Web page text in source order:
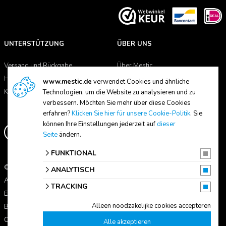
UNTERSTÜTZUNG
Versand und Rückgabe
Handbücher
Kontakt
ÜBER UNS
Über Mestic
Händlersuche
© 2026 Mestic
Alle Preise verstehen sich inkl. MwSt.
Erklärung zum Datenschutz
Bedingungen und Konditionen
Cookie-Einstellungen
www.mestic.de verwendet Cookies und ähnliche
Technologien, um die Website zu analysieren und zu
verbessern. Möchten Sie mehr über diese Cookies
erfahren?Klicken Sie hier für unsere Cookie-Politik. Sie
können Ihre Einstellungen jederzeit aufdieser
Seite ändern.
FUNKTIONAL
ANALYTISCH
TRACKING
Alle akzeptieren
Alleen noodzakelijke cookies accepteren